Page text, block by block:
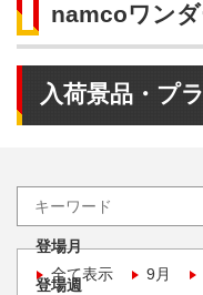
namcoワン
入荷景品・プ
登場月
全て表示
9月
登場週